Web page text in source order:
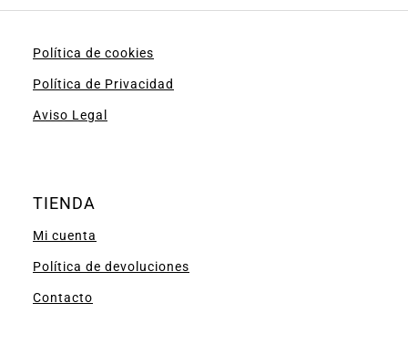
Política de cookies
Política de Privacidad
Aviso Legal
TIENDA
Mi cuenta
Política de devoluciones
Contacto